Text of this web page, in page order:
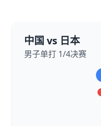
中国 vs 日本
男子单打 1/4决赛